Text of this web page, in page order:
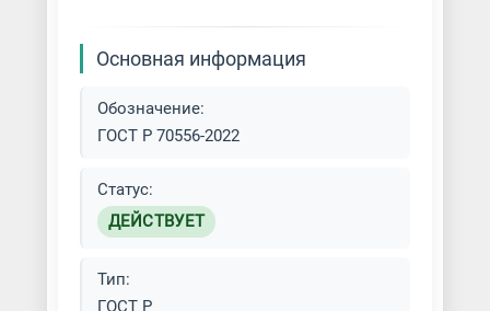
Основная информация
Обозначение:
ГОСТ Р 70556-2022
Статус:
ДЕЙСТВУЕТ
Тип:
ГОСТ Р